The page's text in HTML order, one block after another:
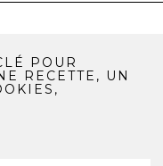
POUR
RECETTE, UN